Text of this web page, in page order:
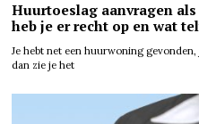
Huurtoeslag aanvragen
heb je er recht op en wat
Je hebt net een huurwoning
dan zie je het